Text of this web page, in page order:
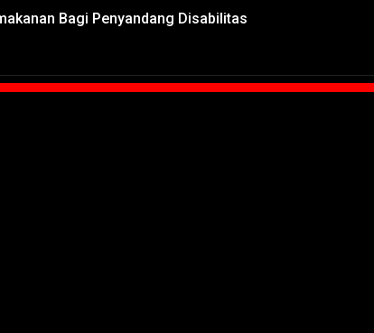
Bagi Penyandang Disabilitas